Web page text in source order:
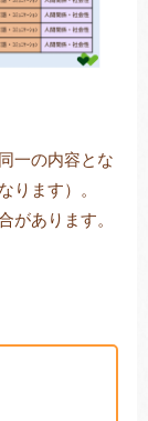
一の内容とな
ります）。
あります。